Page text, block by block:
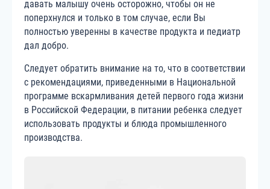
давать малышу очень осторожно, чтобы он не
поперхнулся и только в том случае, если Вы
полностью уверенны в качестве продукта и педиатр
дал добро.
Следует обратить внимание на то, что в соответствии
с рекомендациями, приведенными в Национальной
программе вскармливания детей первого года жизни
в Российской Федерации, в питании ребенка следует
использовать продукты и блюда промышленного
производства.